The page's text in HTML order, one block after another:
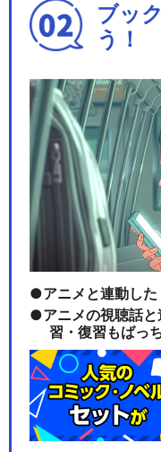
ブッ
う！
アニメと連動し
アニメの視聴話
習・復習もばっ